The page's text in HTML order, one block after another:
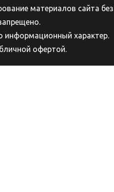
материалов сайта без
информационный характер.
офертой.